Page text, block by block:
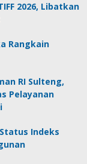
2026, Libatkan
Rangkain
RI Sulteng,
Pelayanan
Indeks